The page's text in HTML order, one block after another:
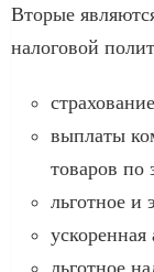
Вторые
налоговой
выплаты
товаров
льготное и
ускоренная
льготное